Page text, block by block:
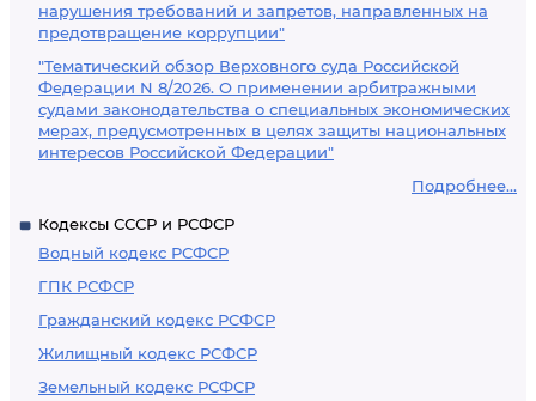
нарушения требований и запретов, направленных на
предотвращение коррупции"
"Тематический обзор Верховного суда Российской
Федерации N 8/2026. О применении арбитражными
судами законодательства о специальных экономических
мерах, предусмотренных в целях защиты национальных
интересов Российской Федерации"
Подробнее...
Кодексы СССР и РСФСР
Водный кодекс РСФСР
ГПК РСФСР
Гражданский кодекс РСФСР
Жилищный кодекс РСФСР
Земельный кодекс РСФСР